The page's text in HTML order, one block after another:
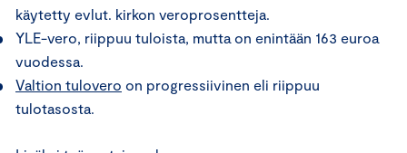
käytetty evlut. kirkon veroprosentteja.
YLE-vero, riippuu tuloista, mutta on enintään 163 euroa
vuodessa.
Valtion tulovero on progressiivinen eli riippuu
tulotasosta.